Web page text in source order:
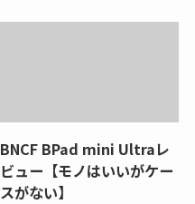
BNCF BPad mini Ultraレ
ビュー【モノはいいがケー
スがない】